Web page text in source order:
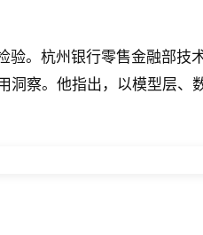
验。杭州银行零售金融部技
察。他指出，以模型层